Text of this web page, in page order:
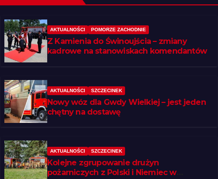
AKTUALNOŚCI POMORZE ZACHODNIE
Z Kamienia do Świnoujścia – zmiany
kadrowe na stanowiskach komendantów
AKTUALNOŚCI SZCZECINEK
Nowy wóz dla Gwdy Wielkiej – jest jeden
chętny na dostawę
AKTUALNOŚCI SZCZECINEK
Kolejne zgrupowanie drużyn
pożarniczych z Polski i Niemiec w